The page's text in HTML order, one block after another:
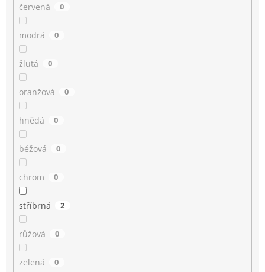
červená 0
modrá 0
žlutá 0
oranžová 0
hnědá 0
béžová 0
chrom 0
stříbrná 2
růžová 0
zelená 0